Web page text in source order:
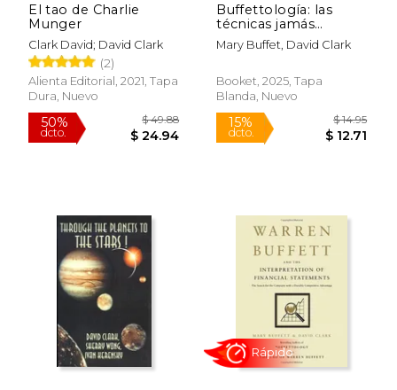
El tao de Charlie
Munger
Clark David; David Clark
(2)
Alienta Editorial, 2021, Tapa
Dura, Nuevo
50%
dcto. $ 24.94
Buffettología: las
técnicas jamás
contadas que han
hecho de Warren
inversionista más
famoso del mundo
Mary Buffet, David Clark
Booket, 2025, Tapa
Blanda, Nuevo
15%
dcto.